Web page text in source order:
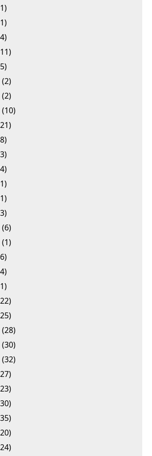
(2)
(2)
(10)
(6)
(1)
(28)
(30)
(32)